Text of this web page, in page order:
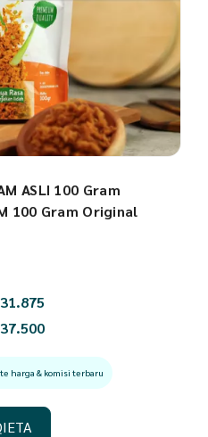
ASLI 100 Gram
100 Gram Original
31.875
37.500
harga & komisi terbaru